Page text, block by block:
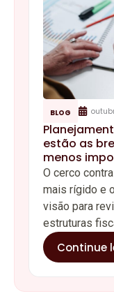
BLOG
estão as
menos
O cerco
mais rígido e
visão para
estruturas
Continue